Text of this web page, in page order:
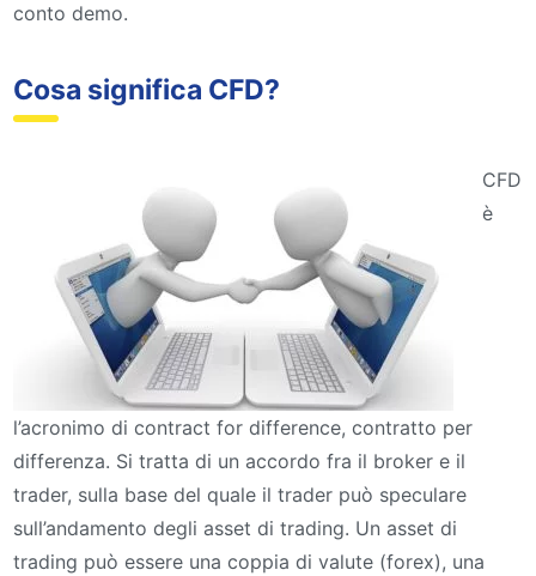
conto demo.
Cosa significa CFD?
CFD
è
l’acronimo di contract for difference, contratto per
differenza. Si tratta di un accordo fra il broker e il
trader, sulla base del quale il trader può speculare
sull’andamento degli asset di trading. Un asset di
trading può essere una coppia di valute (forex), una